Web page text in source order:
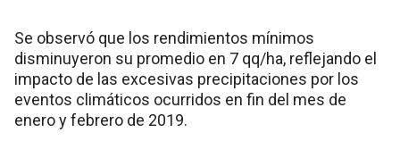
Se observó que los rendimientos mínimos
disminuyeron su promedio en 7 qq/ha, reflejando el
impacto de las excesivas precipitaciones por los
eventos climáticos ocurridos en fin del mes de
enero y febrero de 2019.